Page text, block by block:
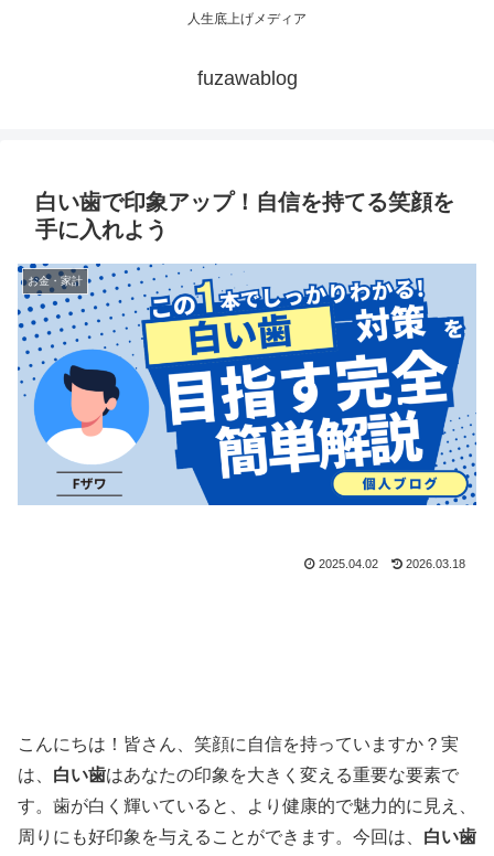
人生底上げメディア
fuzawablog
白い歯で印象アップ！自信を持てる笑顔を
手に入れよう
お金・家計
2025.04.02 2026.03.18
こんにちは！皆さん、笑顔に自信を持っていますか？実
は、 白い歯はあなたの印象を大きく変える重要な要素で
す。歯が白く輝いていると、より健康的で魅力的に見え、
周りにも好印象を与えることができます。今回は、 白い歯